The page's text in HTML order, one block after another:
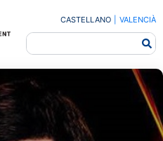
CASTELLANO VALENCIÀ